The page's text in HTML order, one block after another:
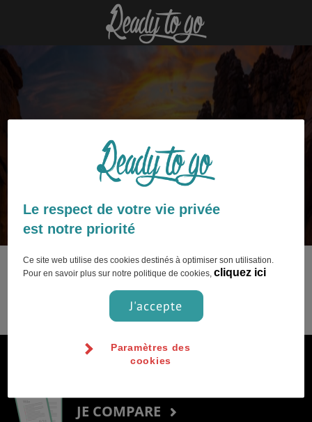
articles
Ce contenu n’est pas encore disponible.
S'inscrire à la newsletter
JE COMPARE
Le respect de votre vie privée
est notre priorité
Ce site web utilise des cookies destinés à optimiser son utilisation.
Pour en savoir plus sur notre politique de cookies,cliquez ici
J'accepte
Paramètres des
cookies